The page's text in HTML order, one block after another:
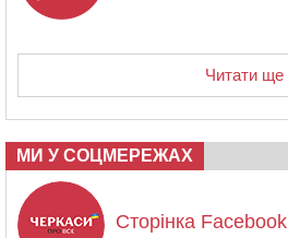
Читати ще
МИ У СОЦМЕРЕЖАХ
Сторінка Facebook